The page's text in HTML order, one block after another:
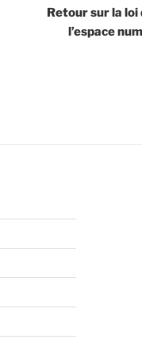
Retour sur la
l’espace